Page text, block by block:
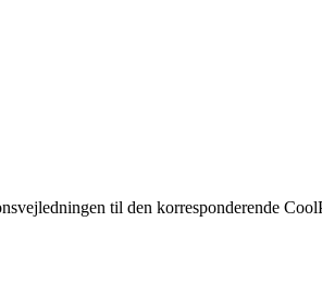
til den korresponderende